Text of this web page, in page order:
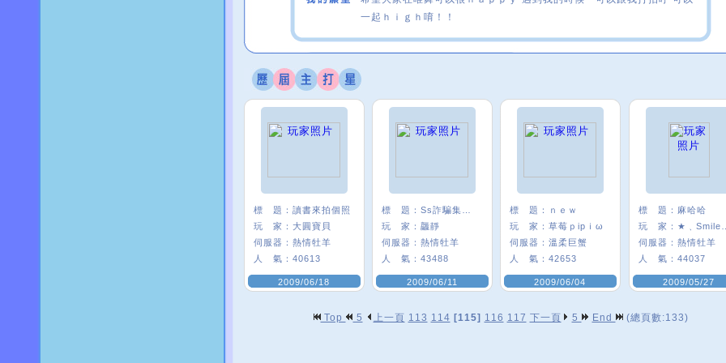
一起ｈｉｇｈ唷！！
標 題： 讀書來拍個照
玩 家： 大圓寶貝
伺服器： 熱情牡羊
人 氣： 40613
2009/06/18
標 題：
玩 家： 龘靜
伺服器： 熱情牡羊
人 氣： 43488
2009/06/11
標 題：
ｎｅｗ
玩 家： 草莓ｐipｉω
伺服器： 溫柔巨蟹
人 氣： 42653
2009/06/04
標 題： 麻哈哈
玩 家：
伺服器： 熱情牡羊
人 氣： 44037
2009/05/27
Top 5 上一頁 113 114 [115] 116 117 下一頁 5 End (總頁數:133)